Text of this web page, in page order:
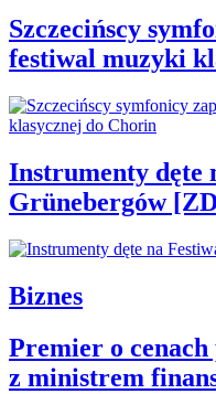
Szczecińscy
festiwal muzyki
Instrumenty dęte
Grünebergów
Biznes
Premier o
z ministrem